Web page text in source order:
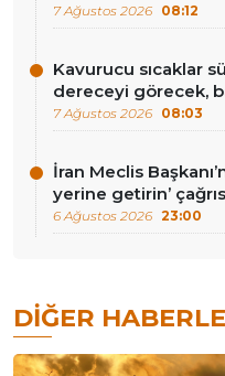
7 Ağustos 2026 08:12
Kavurucu sıcaklar
dereceyi görecek,
7 Ağustos 2026 08:03
İran Meclis
yerine getirin’
6 Ağustos 2026 23:00
DIĞER